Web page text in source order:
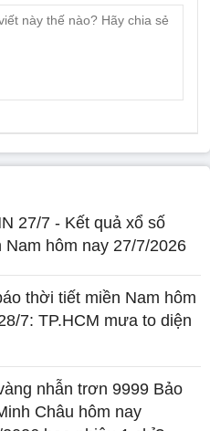
27/7 - Kết quả xổ số
Nam hôm nay 27/7/2026
thời tiết miền Nam hôm
7: TP.HCM mưa to diện
nhẫn trơn 9999 Bảo
Châu hôm nay